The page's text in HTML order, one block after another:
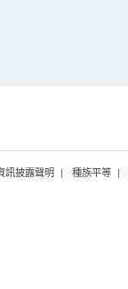
訊披露聲明 種族平等